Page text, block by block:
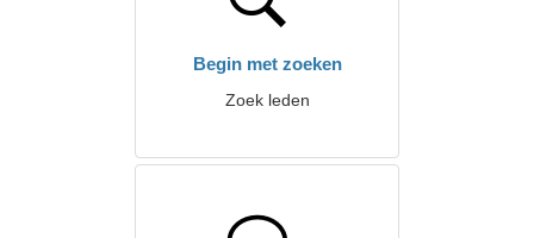
Begin met zoeken
Zoek leden